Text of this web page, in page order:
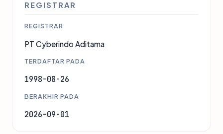
REGISTRAR
REGISTRAR
PT Cyberindo Aditama
TERDAFTAR PADA
1998-08-26
BERAKHIR PADA
2026-09-01